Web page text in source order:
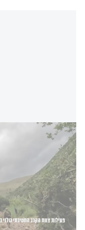
בנקודה העמוקה ביותר עד
דרום לבנון
בהתייחסו ללחימה
האחרונים ניהל כוח
עם מחבלים, חיסל
נפגעים לכוחות צה"ל.
ולנחישות
האויב", ציין.